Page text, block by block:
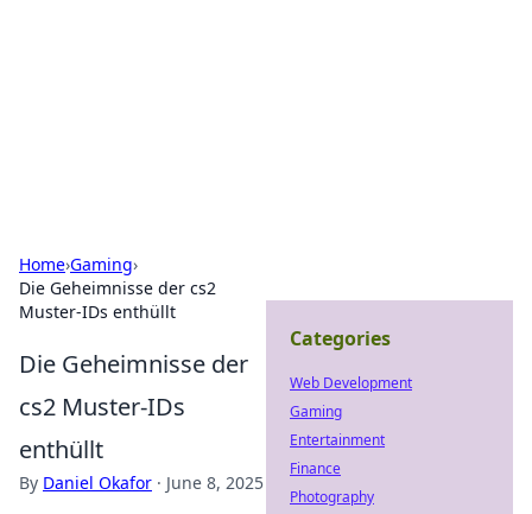
Home›Gaming›
Die Geheimnisse der cs2
Muster-IDs enthüllt
Die Geheimnisse der
cs2 Muster-IDs
enthüllt
By Daniel Okafor · June 8, 2025
Categories
Web Development
Gaming
Entertainment
Finance
Photography